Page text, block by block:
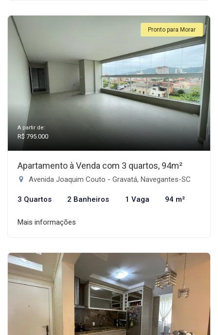
Pronto para Morar
A partir de:
R$ 795.000
Apartamento à Venda com 3 quartos, 94m²
Avenida Joaquim Couto - Gravatá, Navegantes-SC
3 Quartos 2 Banheiros 1 Vaga 94 m²
Mais informações